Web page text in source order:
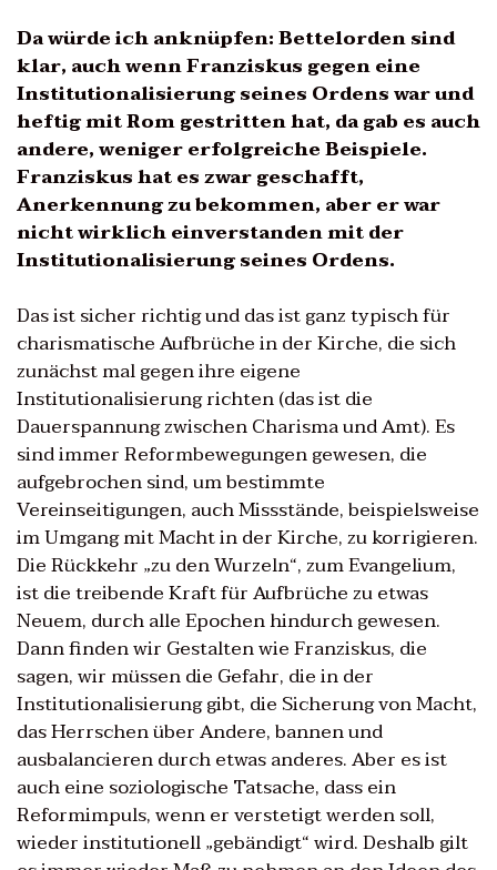
Da würde ich anknüpfen: Bettelorden sind
klar, auch wenn Franziskus gegen eine
Institutionalisierung seines Ordens war und
heftig mit Rom gestritten hat, da gab es auch
andere, weniger erfolgreiche Beispiele.
Franziskus hat es zwar geschafft,
Anerkennung zu bekommen, aber er war
nicht wirklich einverstanden mit der
Institutionalisierung seines Ordens.
Das ist sicher richtig und das ist ganz typisch für
charismatische Aufbrüche in der Kirche, die sich
zunächst mal gegen ihre eigene
Institutionalisierung richten (das ist die
Dauerspannung zwischen Charisma und Amt). Es
sind immer Reformbewegungen gewesen, die
aufgebrochen sind, um bestimmte
Vereinseitigungen, auch Missstände, beispielsweise
im Umgang mit Macht in der Kirche, zu korrigieren.
Die Rückkehr „zu den Wurzeln“, zum Evangelium,
ist die treibende Kraft für Aufbrüche zu etwas
Neuem, durch alle Epochen hindurch gewesen.
Dann finden wir Gestalten wie Franziskus, die
sagen, wir müssen die Gefahr, die in der
Institutionalisierung gibt, die Sicherung von Macht,
das Herrschen über Andere, bannen und
ausbalancieren durch etwas anderes. Aber es ist
auch eine soziologische Tatsache, dass ein
Reformimpuls, wenn er verstetigt werden soll,
wieder institutionell „gebändigt“ wird. Deshalb gilt